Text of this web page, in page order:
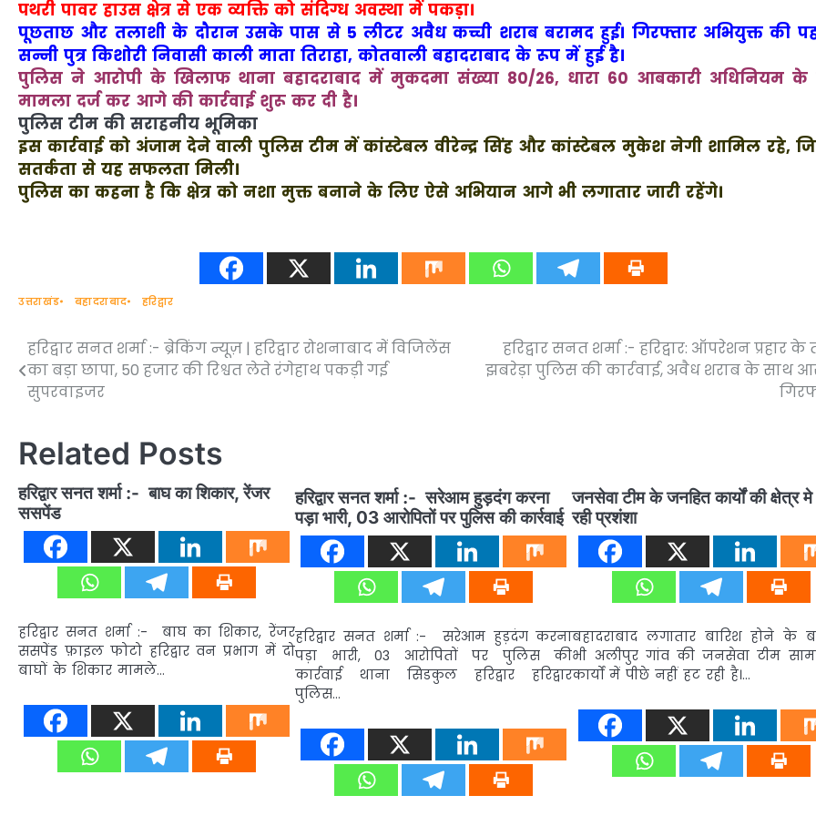
पथरी पावर हाउस क्षेत्र से एक व्यक्ति को संदिग्ध अवस्था में पकड़ा।
पूछताछ और तलाशी के दौरान उसके पास से 5 लीटर अवैध कच्ची शराब बरामद हुई। गिरफ्तार अभियुक्त की
सन्नी पुत्र किशोरी निवासी काली माता तिराहा, कोतवाली बहादराबाद के रूप में हुई है।
पुलिस ने आरोपी के खिलाफ थाना बहादराबाद में मुकदमा संख्या 80/26, धारा 60 आबकारी अधिनियम के
मामला दर्ज कर आगे की कार्रवाई शुरू कर दी है।
पुलिस टीम की सराहनीय भूमिका
इस कार्रवाई को अंजाम देने वाली पुलिस टीम में कांस्टेबल वीरेन्द्र सिंह और कांस्टेबल मुकेश नेगी शामिल रहे,
सतर्कता से यह सफलता मिली।
पुलिस का कहना है कि क्षेत्र को नशा मुक्त बनाने के लिए ऐसे अभियान आगे भी लगातार जारी रहेंगे।
उत्तराखंड बहादराबाद हरिद्वार
Post
navigation
हरिद्वार सनत शर्मा :- ब्रेकिंग न्यूज़ | हरिद्वार रोशनाबाद में विजिलेंस
का बड़ा छापा, 50 हजार की रिश्वत लेते रंगेहाथ पकड़ी गई
सुपरवाइजर
हरिद्वार सनत शर्मा :- हरिद्वार: ऑपरेशन प्रहार के
झबरेड़ा पुलिस की कार्रवाई, अवैध शराब के साथ
Related Posts
हरिद्वार सनत शर्मा :- बाघ का शिकार, रेंजर
ससपेंड
हरिद्वार सनत शर्मा :- बाघ का शिकार, रेंजर
ससपेंड फ़ाइल फोटो हरिद्वार वन प्रभाग में दो
बाघों के शिकार मामले…
हरिद्वार सनत शर्मा :- सरेआम हुड़दंग करना
पड़ा भारी, 03 आरोपितों पर पुलिस की कार्रवाई
हरिद्वार सनत शर्मा :- सरेआम हुड़दंग करना
पड़ा भारी, 03 आरोपितों पर पुलिस की
कार्रवाई थाना सिडकुल हरिद्वार हरिद्वार
पुलिस…
जनसेवा टीम के जनहित कार्यों की क्षेत्र मे
रही प्रशंशा
बहादराबाद लगातार बारिश होने के
भी अलीपुर गांव की जनसेवा टीम
कार्यों में पीछे नहीं हट रही है।…